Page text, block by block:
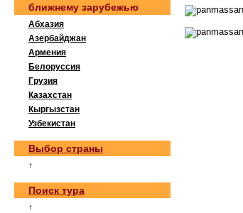
ближнему зарубежью
Абхазия
Азербайджан
Армения
Белоруссия
Грузия
Казахстан
Кыргызстан
Узбекистан
Выбор страны
↑
Поиск тура
↑